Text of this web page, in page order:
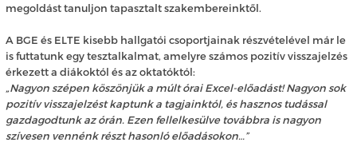
megoldást tanuljon tapasztalt szakembereinktől.
A BGE és ELTE kisebb hallgatói csoportjainak részvételével már le
is futtatunk egy tesztalkalmat, amelyre számos pozitív visszajelzés
érkezett a diákoktól és az oktatóktól:
„Nagyon szépen köszönjük a múlt órai Excel-előadást! Nagyon sok
pozitív visszajelzést kaptunk a tagjainktól, és hasznos tudással
gazdagodtunk az órán. Ezen fellelkesülve továbbra is nagyon
szívesen vennénk részt hasonló előadásokon…”